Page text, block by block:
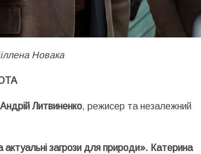
Новака
Литвиненко, режисер та незалежний
загрози для природи». Катерина